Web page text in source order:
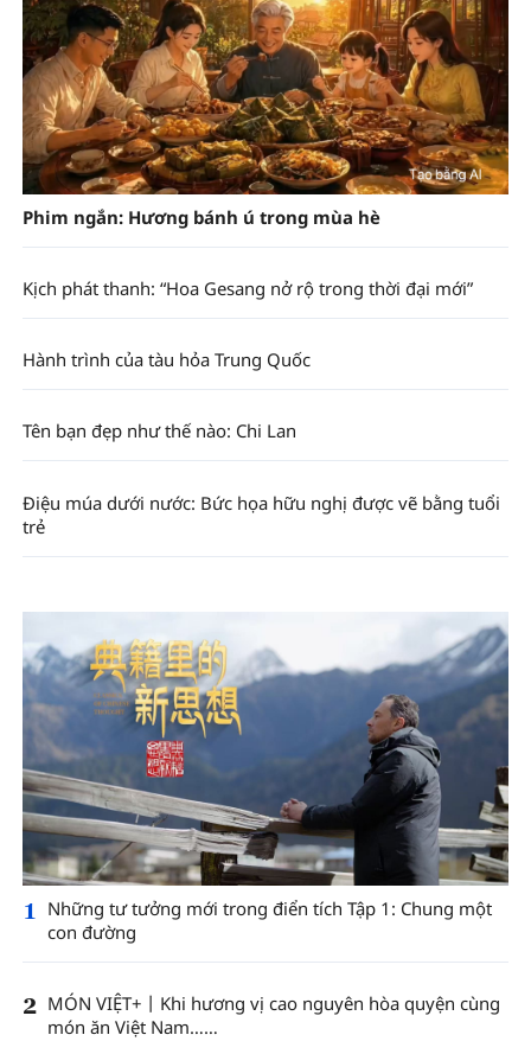
Phim ngắn: Hương bánh ú trong mùa hè
Kịch phát thanh: “Hoa Gesang nở rộ trong thời đại mới”
Hành trình của tàu hỏa Trung Quốc
Tên bạn đẹp như thế nào: Chi Lan
Điệu múa dưới nước: Bức họa hữu nghị được vẽ bằng tuổi
trẻ
1
Những tư tưởng mới trong điển tích Tập 1: Chung một
con đường
2 MÓN VIỆT+丨Khi hương vị cao nguyên hòa quyện cùng
món ăn Việt Nam……